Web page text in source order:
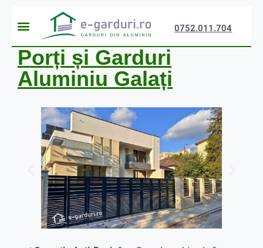
0752.011.704
Porți și Garduri
Aluminiu Galați